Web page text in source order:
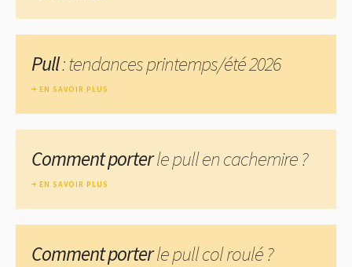
Pull: tendances printemps/été 2026
EN SAVOIR PLUS
Comment porterle pull en cachemire ?
EN SAVOIR PLUS
Comment porterle pull col roulé ?